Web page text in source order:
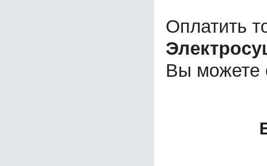
Оплатить
Вы можете